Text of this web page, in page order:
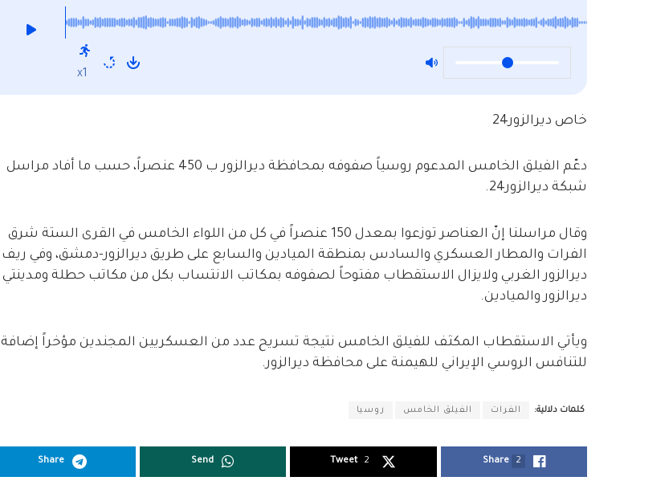
x1
خاص ديرالزور24
دعّم الفيلق الخامس المدعوم روسياً صفوفه بمحافظة ديرالزور ب 450 عنصراً، حسب ما أفاد مراسل
شبكة ديرالزور24.
وقال مراسلنا إنّ العناصر توزعوا بمعدل 150 عنصراً في كل من اللواء الخامس في القرى الستة شرق
الفرات والمطار العسكري والسادس بمنطقة الميادين والسابع على طريق ديرالزور-دمشق، وفي ريف
ديرالزور الغربي ولايزال الاستقطاب مفتوحاً لصفوفه بمكاتب الانتساب بكل من مكاتب حطلة ومدينتي
ديرالزور والميادين.
ويأتي الاستقطاب المكثف للفيلق الخامس نتيجة تسريح عدد من العسكريين المجندين مؤخراً إضافة
للتنافس الروسي الإيراني للهيمنة على محافظة ديرالزور.
كلمات دلالية: الفرات الفيلق الخامس روسيا
Share 2
Tweet 2
Send
Share